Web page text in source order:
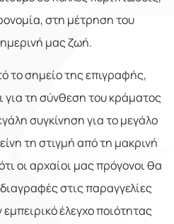
στη μέτρηση του
μας ζωή.
το σημείο της επιγραφής,
τη σύνθεση του κράματος
συγκίνηση για το μεγάλο
τη στιγμή από τη μακρινή
οι αρχαίοι μας πρόγονοι θα
στις παραγγελίες
έλεγχο ποιότητας